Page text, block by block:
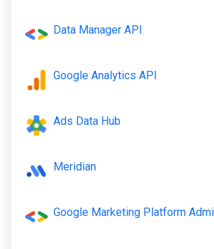
Data Manager API
Google Analytics API
Ads Data Hub
Meridian
Google Marketing Platform